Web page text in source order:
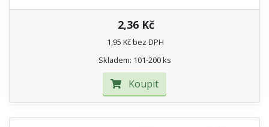
2,36 Kč
1,95 Kč bez DPH
Skladem: 101-200 ks
Koupit